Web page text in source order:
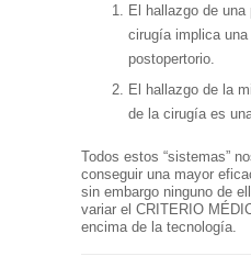
El hallazgo de
cirugía implica una
postopertorio.
El hallazgo de la
de la cirugía es
Todos estos “sistemas”
conseguir una mayor
sin embargo ninguno de
variar el CRITERIO
encima de la tecnología.